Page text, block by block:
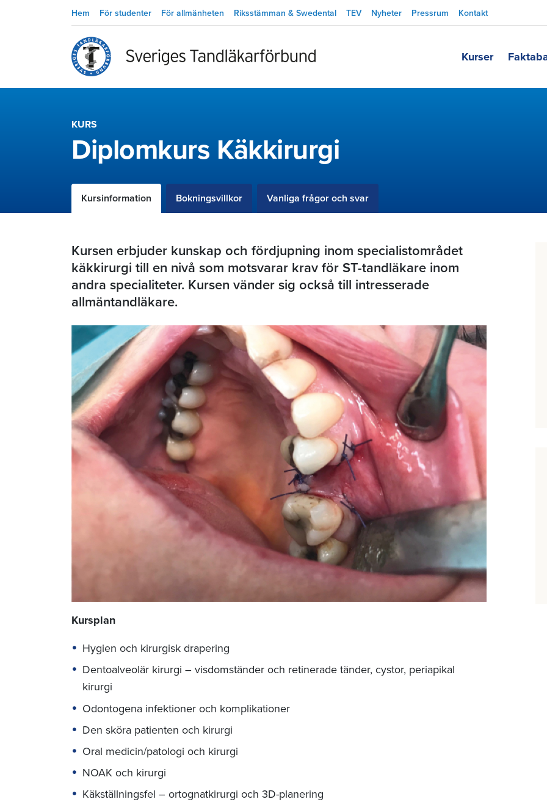
Hem För studenter För allmänheten Riksstämman & Swedental TEV Nyheter Pressrum Kontakt
Kurser
KURS
Diplomkurs Käkkirurgi
Kursinformation Bokningsvillkor Vanliga frågor och svar
Kursen erbjuder kunskap och fördjupning inom specialistområdet
käkkirurgi till en nivå som motsvarar krav för ST-tandläkare inom
andra specialiteter. Kursen vänder sig också till intresserade
allmäntandläkare.
Kursplan
Hygien och kirurgisk drapering
Dentoalveolär kirurgi – visdomständer och retinerade tänder, cystor, periapikal
kirurgi
Odontogena infektioner och komplikationer
Den sköra patienten och kirurgi
Oral medicin/patologi och kirurgi
NOAK och kirurgi
Käkställningsfel – ortognatkirurgi och 3D-planering